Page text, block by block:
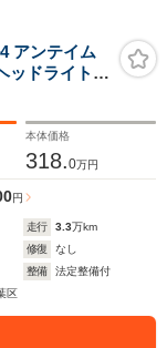
アンテイム
ッドライト
ル シート
ETC オー
本体価格
318.0万円
円
走行 3.3万km
修復
なし
整備
法定整備付
区